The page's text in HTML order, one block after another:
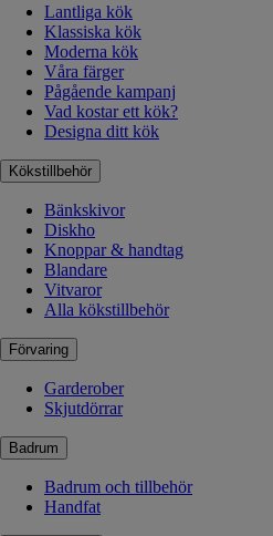
Lantliga kök
Klassiska kök
Moderna kök
Våra färger
Pågående kampanj
Vad kostar ett kök?
Designa ditt kök
Kökstillbehör
Bänkskivor
Diskho
Knoppar & handtag
Blandare
Vitvaror
Alla kökstillbehör
Förvaring
Garderober
Skjutdörrar
Badrum
Badrum och tillbehör
Handfat